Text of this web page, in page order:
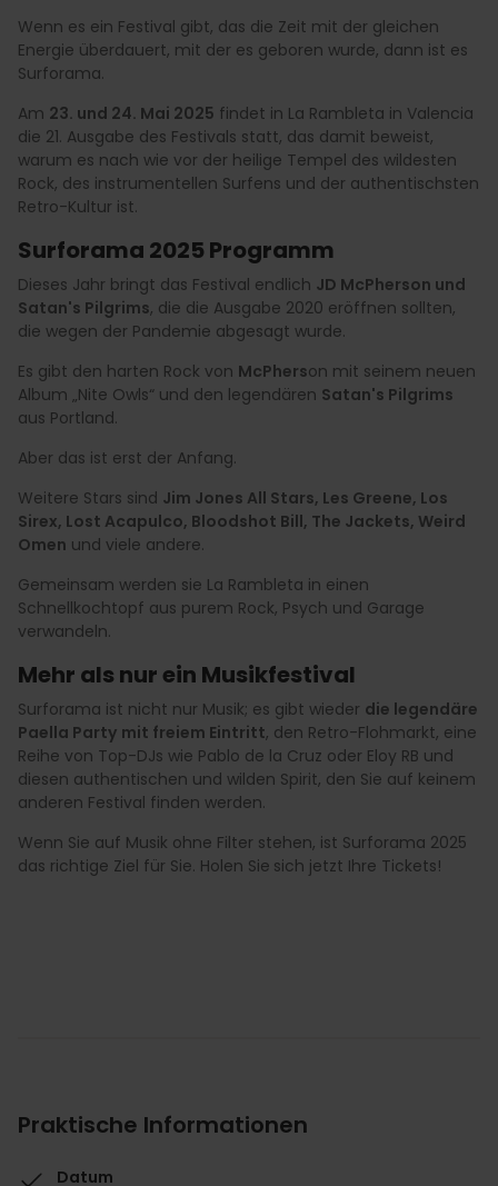
Wenn es ein Festival gibt, das die Zeit mit der gleichen
Energie überdauert, mit der es geboren wurde, dann ist es
Surforama.
Am 23. und 24. Mai 2025 findet in La Rambleta in Valencia
die 21. Ausgabe des Festivals statt, das damit beweist,
warum es nach wie vor der heilige Tempel des wildesten
Rock, des instrumentellen Surfens und der authentischsten
Retro-Kultur ist.
Surforama 2025 Programm
Dieses Jahr bringt das Festival endlich JD McPherson und
Satan's Pilgrims, die die Ausgabe 2020 eröffnen sollten,
die wegen der Pandemie abgesagt wurde.
Es gibt den harten Rock von McPherson mit seinem neuen
Album „Nite Owls“ und den legendären Satan's Pilgrims
aus Portland.
Aber das ist erst der Anfang.
Weitere Stars sind Jim Jones All Stars, Les Greene, Los
Sirex, Lost Acapulco, Bloodshot Bill, The Jackets, Weird
Omen und viele andere.
Gemeinsam werden sie La Rambleta in einen
Schnellkochtopf aus purem Rock, Psych und Garage
verwandeln.
Mehr als nur ein Musikfestival
Surforama ist nicht nur Musik; es gibt wieder die legendäre
Paella Party mit freiem Eintritt, den Retro-Flohmarkt, eine
Reihe von Top-DJs wie Pablo de la Cruz oder Eloy RB und
diesen authentischen und wilden Spirit, den Sie auf keinem
anderen Festival finden werden.
Wenn Sie auf Musik ohne Filter stehen, ist Surforama 2025
das richtige Ziel für Sie. Holen Sie sich jetzt Ihre Tickets!
Praktische Informationen
Datum